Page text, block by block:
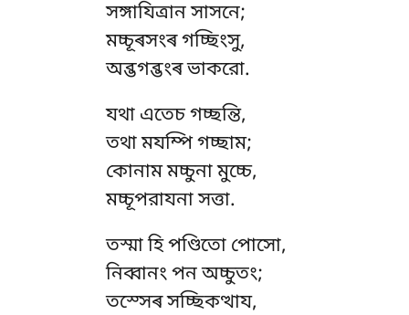
সঙ্গাযিত্ৰান সাসনে;
মচ্চূৰসংৰ গচ্ছিংসু,
অব্ভগব্ভংৰ ভাকরো.
যথা এতেচ গচ্ছন্তি,
তথা মযম্পি গচ্ছাম;
কোনাম মচ্চুনা মুচ্চে,
মচ্চূপরাযনা সত্তা.
তস্মা হি পণ্ডিতো পোসো,
নিব্বানং পন অচ্চুতং;
তস্সেৰ সচ্ছিকত্থায,